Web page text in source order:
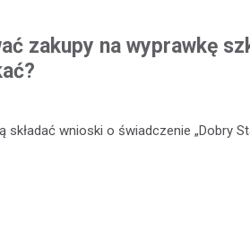
zakupy na wyprawkę
wnioski o świadczenie „Dobry